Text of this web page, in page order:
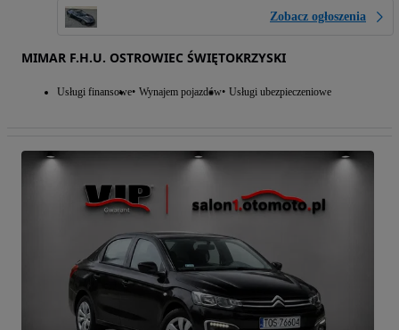
Zobacz ogłoszenia
MIMAR F.H.U. OSTROWIEC ŚWIĘTOKRZYSKI
Usługi finansowe Wynajem pojazdów Usługi ubezpieczeniowe